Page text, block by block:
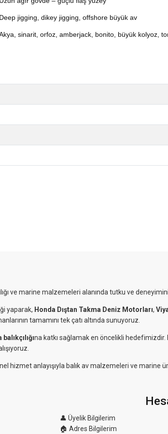
Deep jigging, dikey jigging, offshore büyük av
sinarit, orfoz, amberjack, bonito, büyük kolyoz,
ve marine malzemeleri alanında tutku ve
yaparak, Honda Dıştan Takma Deniz Motorları,
tamamını tek çatı altında sunuyoruz.
na katkı sağlamak en öncelikli hedefimizdir.
hizmet anlayışıyla balık av malzemeleri ve marine
👤 Üyelik Bilgilerim
🏠 Adres Bilgilerim